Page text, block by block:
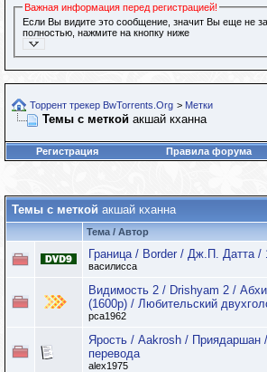
Важная информация перед регистрацией!
Если Вы видите это сообщение, значит Вы еще не
полностью, нажмите на кнопку ниже
Торрент трекер BwTorrents.Org > Метки
Темы с меткой акшай кханна
Регистрация Правила форума
Темы с меткой акшай кханна
Тема / Автор
Граница / Border / Дж.П. Датта
василисса
Видимость 2 / Drishyam 2 /
(1600p) / Любительский
pca1962
Ярость / Aakrosh / Приядаршан
перевода
alex1975